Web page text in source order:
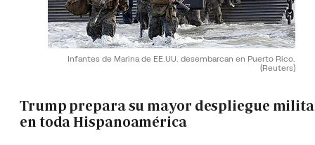
Infantes de Marina de EE.UU. desembarcan en Puerto Rico.
(Reuters)
Trump prepara su mayor despliegue
en toda Hispanoamérica